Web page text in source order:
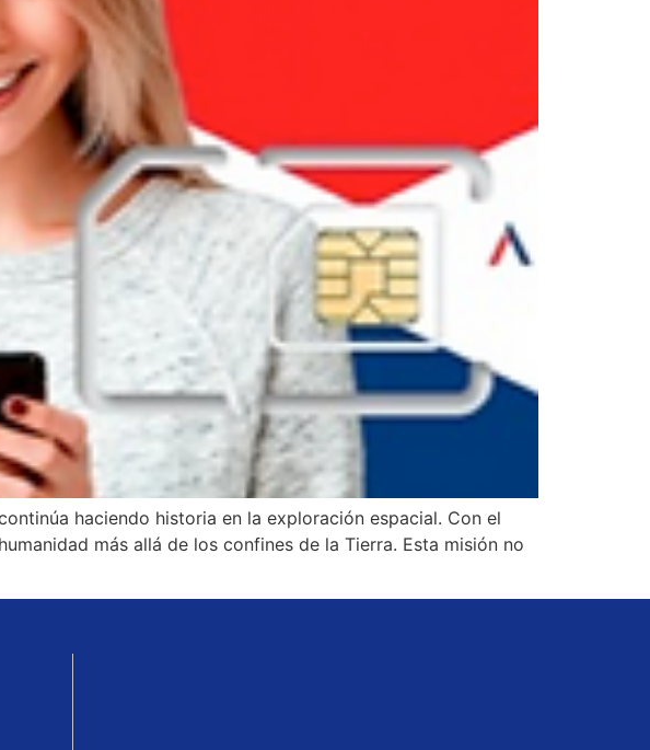
haciendo historia en la exploración espacial. Con el
más allá de los confines de la Tierra. Esta misión no